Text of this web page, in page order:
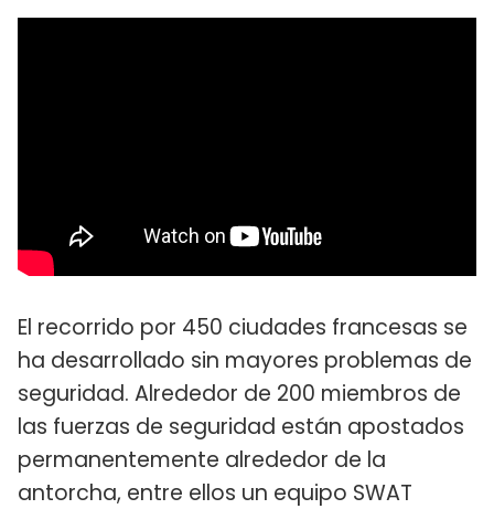
El recorrido por 450 ciudades francesas se
ha desarrollado sin mayores problemas de
seguridad. Alrededor de 200 miembros de
las fuerzas de seguridad están apostados
permanentemente alrededor de la
antorcha, entre ellos un equipo SWAT